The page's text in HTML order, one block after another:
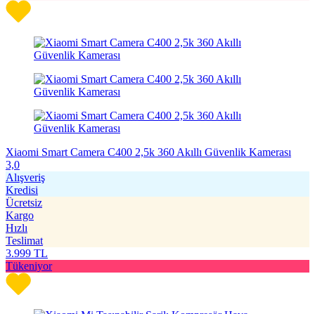
Xiaomi Smart Camera C400 2,5k 360 Akıllı Güvenlik Kamerası
3,0
Alışveriş
Kredisi
Ücretsiz
Kargo
Hızlı
Teslimat
3.999 TL
Tükeniyor